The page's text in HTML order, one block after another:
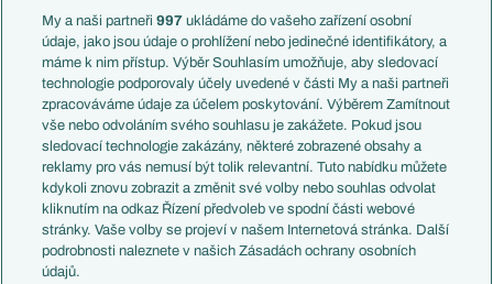
Témata
Představení týmů MS
EuroSkauting
PL v kostce
Evropské koeficienty
Přestupy
Přestupové spekulace
Zranění
Kluby
Arsenal FC
Chelsea FC
Francie
Itálie
Německo
Španělsko
Argentina
Brazílie
Přestupy
Zápasy
Livescore
Tipovací soutěž
My a naši partneři997 ukládáme do vašeho zařízení osobní
údaje, jako jsou údaje o prohlížení nebo jedinečné identifikátory, a
máme k nim přístup. Výběr Souhlasím umožňuje, aby sledovací
technologie podporovaly účely uvedené v části My a naši partneři
zpracováváme údaje za účelem poskytování. Výběrem Zamítnout
vše nebo odvoláním svého souhlasu je zakážete. Pokud jsou
sledovací technologie zakázány, některé zobrazené obsahy a
reklamy pro vás nemusí být tolik relevantní. Tuto nabídku můžete
kdykoli znovu zobrazit a změnit své volby nebo souhlas odvolat
kliknutím na odkaz Řízení předvoleb ve spodní části webové
stránky. Vaše volby se projeví v našem Internetová stránka. Další
podrobnosti naleznete v našich Zásadách ochrany osobních
údajů.